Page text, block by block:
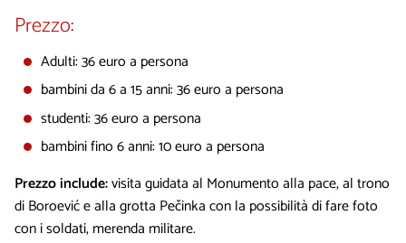
Prezzo:
Adulti: 36 euro a persona
bambini da 6 a 15 anni: 36 euro a persona
studenti: 36 euro a persona
bambini fino 6 anni: 10 euro a persona
Prezzo include:visita guidata al Monumento alla pace, al trono
di Boroević e alla grotta Pečinka con la possibilità di fare foto
con i soldati, merenda militare.